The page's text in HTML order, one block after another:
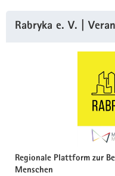
Rabryka e. V. |
Regionale Plattform zur
Menschen